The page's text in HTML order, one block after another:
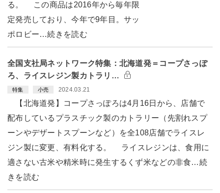
る。 この商品は2016年から毎年限
定発売しており、今年で9年目。サッ
ポロビー…続きを読む
全国支社局ネットワーク特集：北海道発＝コープさっぽ
ろ、ライスレジン製カトラリ…
特集 小売 2024.03.21
【北海道発】コープさっぽろは4月16日から、店舗で
配布しているプラスチック製のカトラリー（先割れスプ
ーンやデザートスプーンなど）を全108店舗でライスレ
ジン製に変更、有料化する。 ライスレジンは、食用に
適さない古米や精米時に発生するくず米などの非食…続
きを読む